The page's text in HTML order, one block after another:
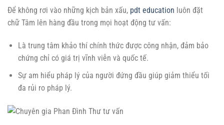
Để không rơi vào những kịch bản xấu, pdt education luôn đặt
chữ Tâm lên hàng đầu trong mọi hoạt động tư vấn:
Là trung tâm khảo thí chính thức được công nhận, đảm bảo
chứng chỉ có giá trị vĩnh viễn và quốc tế.
Sự am hiểu pháp lý của người đứng đầu giúp giảm thiểu tối
đa rủi ro pháp lý.